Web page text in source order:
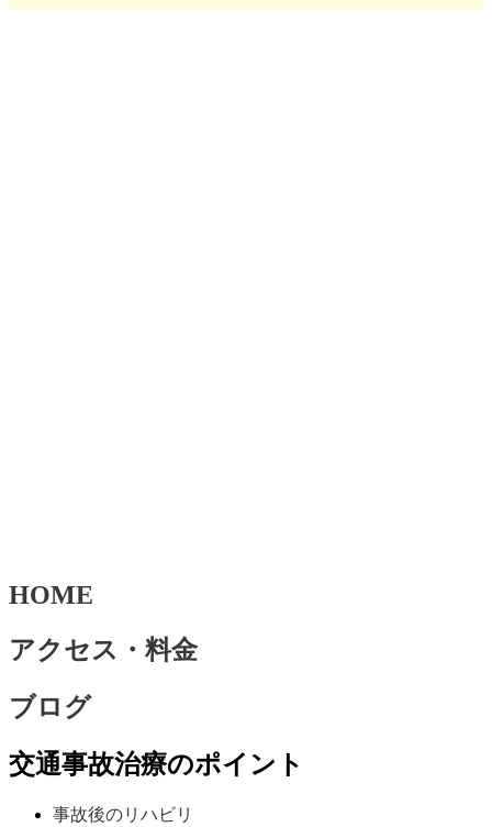
HOME
アクセス・料金
ブログ
交通事故治療のポイント
事故後のリハビリ